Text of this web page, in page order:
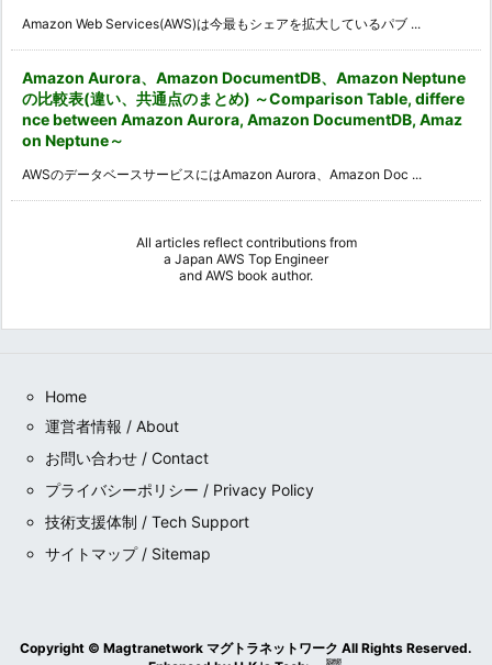
Amazon Web Services(AWS)は今最もシェアを拡大しているパブ ...
Amazon Aurora、Amazon DocumentDB、Amazon Neptune
の比較表(違い、共通点のまとめ) ～Comparison Table, differe
nce between Amazon Aurora, Amazon DocumentDB, Amaz
on Neptune～
AWSのデータベースサービスにはAmazon Aurora、Amazon Doc ...
All articles reflect contributions from
a Japan AWS Top Engineer
and AWS book author.
Home
運営者情報 / About
お問い合わせ / Contact
プライバシーポリシー / Privacy Policy
技術支援体制 / Tech Support
サイトマップ / Sitemap
Copyright © Magtranetwork マグトラネットワーク All Rights Reserved.